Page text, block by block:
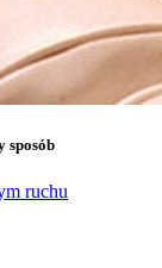
sposób
ruchu